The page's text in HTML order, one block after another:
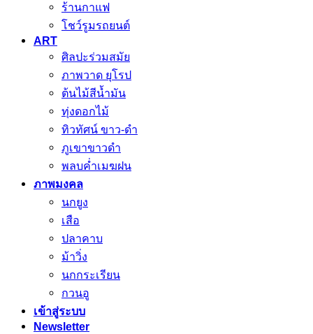
ร้านกาแฟ
โชว์รูมรถยนต์
ART
ศิลปะร่วมสมัย
ภาพวาด ยุโรป
ต้นไม้สีน้ำมัน
ทุ่งดอกไม้
ทิวทัศน์ ขาว-ดำ
ภูเขาขาวดำ
พลบค่ำเมฆฝน
ภาพมงคล
นกยูง
เสือ
ปลาคาบ
ม้าวิ่ง
นกกระเรียน
กวนอู
เข้าสู่ระบบ
Newsletter